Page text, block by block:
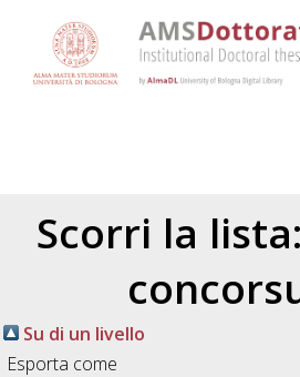
Scorri la
Su di un livello
Esporta come